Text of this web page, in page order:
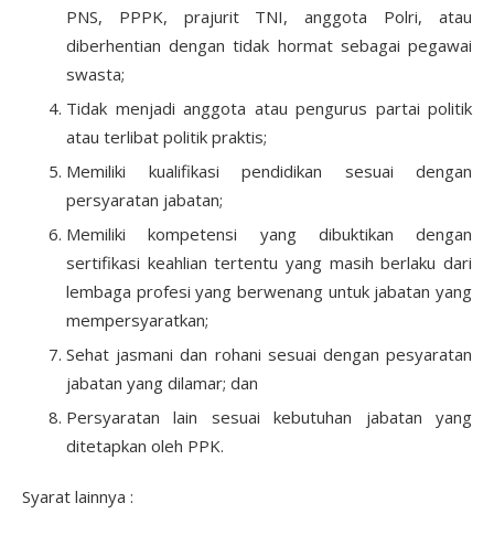
PNS, PPPK, prajurit TNI, anggota Polri, atau
diberhentian dengan tidak hormat sebagai pegawai
swasta;
Tidak menjadi anggota atau pengurus partai politik
atau terlibat politik praktis;
Memiliki kualifikasi pendidikan sesuai dengan
persyaratan jabatan;
Memiliki kompetensi yang dibuktikan dengan
sertifikasi keahlian tertentu yang masih berlaku dari
lembaga profesi yang berwenang untuk jabatan yang
mempersyaratkan;
Sehat jasmani dan rohani sesuai dengan pesyaratan
jabatan yang dilamar; dan
Persyaratan lain sesuai kebutuhan jabatan yang
ditetapkan oleh PPK.
Syarat lainnya :